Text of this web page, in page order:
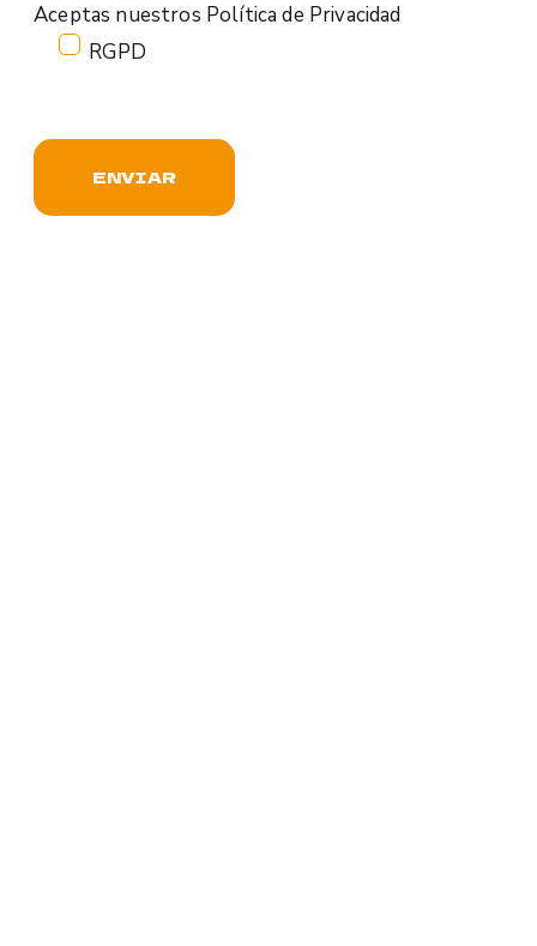
Aceptas nuestros Política de Privacidad
RGPD
ENVIAR